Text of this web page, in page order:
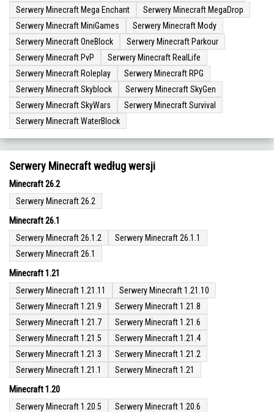
Serwery Minecraft Mega Enchant
Serwery Minecraft MegaDrop
Serwery Minecraft MiniGames
Serwery Minecraft Mody
Serwery Minecraft OneBlock
Serwery Minecraft Parkour
Serwery Minecraft PvP
Serwery Minecraft RealLife
Serwery Minecraft Roleplay
Serwery Minecraft RPG
Serwery Minecraft Skyblock
Serwery Minecraft SkyGen
Serwery Minecraft SkyWars
Serwery Minecraft Survival
Serwery Minecraft WaterBlock
Serwery Minecraft według wersji
Minecraft 26.2
Serwery Minecraft 26.2
Minecraft 26.1
Serwery Minecraft 26.1.2
Serwery Minecraft 26.1.1
Serwery Minecraft 26.1
Minecraft 1.21
Serwery Minecraft 1.21.11
Serwery Minecraft 1.21.10
Serwery Minecraft 1.21.9
Serwery Minecraft 1.21.8
Serwery Minecraft 1.21.7
Serwery Minecraft 1.21.6
Serwery Minecraft 1.21.5
Serwery Minecraft 1.21.4
Serwery Minecraft 1.21.3
Serwery Minecraft 1.21.2
Serwery Minecraft 1.21.1
Serwery Minecraft 1.21
Minecraft 1.20
Serwery Minecraft 1.20.5
Serwery Minecraft 1.20.6